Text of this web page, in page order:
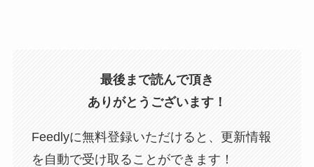
最後まで読んで頂き
ありがとうございます！
Feedlyに無料登録いただけると、更新情報
を自動で受け取ることができます！